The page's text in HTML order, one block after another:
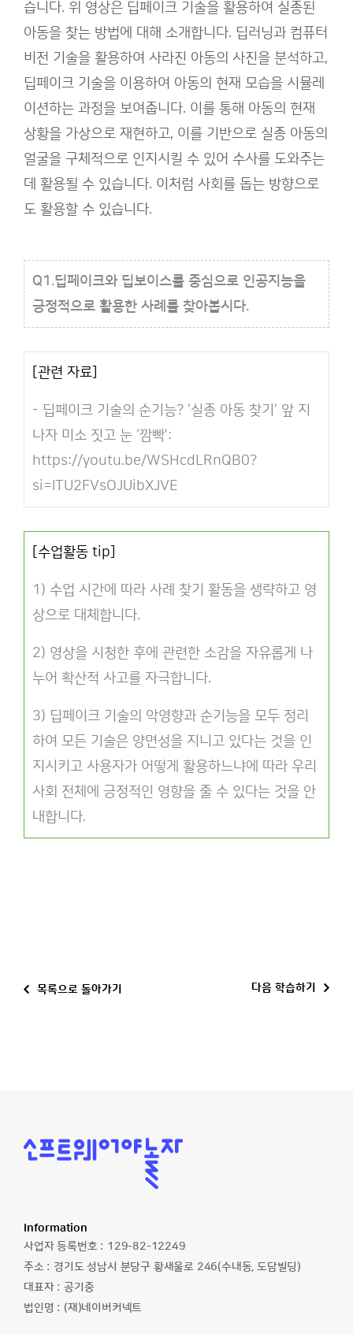
습니다. 위 영상은 딥페이크 기술을 활용하여 실종된
아동을 찾는 방법에 대해 소개합니다. 딥러닝과 컴퓨터
비전 기술을 활용하여 사라진 아동의 사진을 분석하고,
딥페이크 기술을 이용하여 아동의 현재 모습을 시뮬레
이션하는 과정을 보여줍니다. 이를 통해 아동의 현재
상황을 가상으로 재현하고, 이를 기반으로 실종 아동의
얼굴을 구체적으로 인지시킬 수 있어 수사를 도와주는
데 활용될 수 있습니다. 이처럼 사회를 돕는 방향으로
도 활용할 수 있습니다.
Q1.딥페이크와 딥보이스를 중심으로 인공지능을
긍정적으로 활용한 사례를 찾아봅시다.
[관련 자료]
- 딥페이크 기술의 순기능? ‘실종 아동 찾기’ 앞 지
나자 미소 짓고 눈 ‘깜빡’:
https://youtu.be/WSHcdLRnQB0?
si=lTU2FVsOJUibXJVE
[수업활동 tip]
1) 수업 시간에 따라 사례 찾기 활동을 생략하고 영
상으로 대체합니다.
2) 영상을 시청한 후에 관련한 소감을 자유롭게 나
누어 확산적 사고를 자극합니다.
3) 딥페이크 기술의 악영향과 순기능을 모두 정리
하여 모든 기술은 양면성을 지니고 있다는 것을 인
지시키고 사용자가 어떻게 활용하느냐에 따라 우리
사회 전체에 긍정적인 영향을 줄 수 있다는 것을 안
내합니다.
목록으로 돌아가기 다음 학습하기
소
프
놀
자
Information
사업자 등록번호 : 129-82-12249
주소 : 경기도 성남시 분당구 황새울로 246(수내동, 도담빌딩)
대표자 : 공기중
법인명 : (재)네이버커넥트